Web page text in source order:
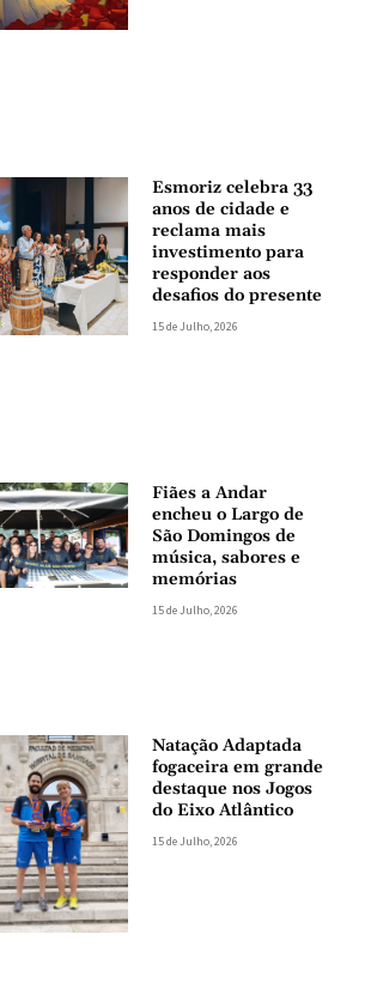
Esmoriz celebra 33
anos de cidade e
reclama mais
investimento para
responder aos
desafios do presente
15 de Julho, 2026
Fiães a Andar
encheu o Largo de
São Domingos de
música, sabores e
memórias
15 de Julho, 2026
Natação Adaptada
fogaceira em grande
destaque nos Jogos
do Eixo Atlântico
15 de Julho, 2026